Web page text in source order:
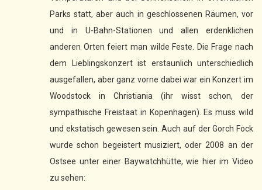
Parks statt, aber auch in geschlossenen Räumen, vor
und in U-Bahn-Stationen und allen erdenklichen
anderen Orten feiert man wilde Feste. Die Frage nach
dem Lieblingskonzert ist erstaunlich unterschiedlich
ausgefallen, aber ganz vorne dabei war ein Konzert im
Woodstock in Christiania (ihr wisst schon, der
sympathische Freistaat in Kopenhagen). Es muss wild
und ekstatisch gewesen sein. Auch auf der Gorch Fock
wurde schon begeistert musiziert, oder 2008 an der
Ostsee unter einer Baywatchhütte, wie hier im Video
zu sehen: